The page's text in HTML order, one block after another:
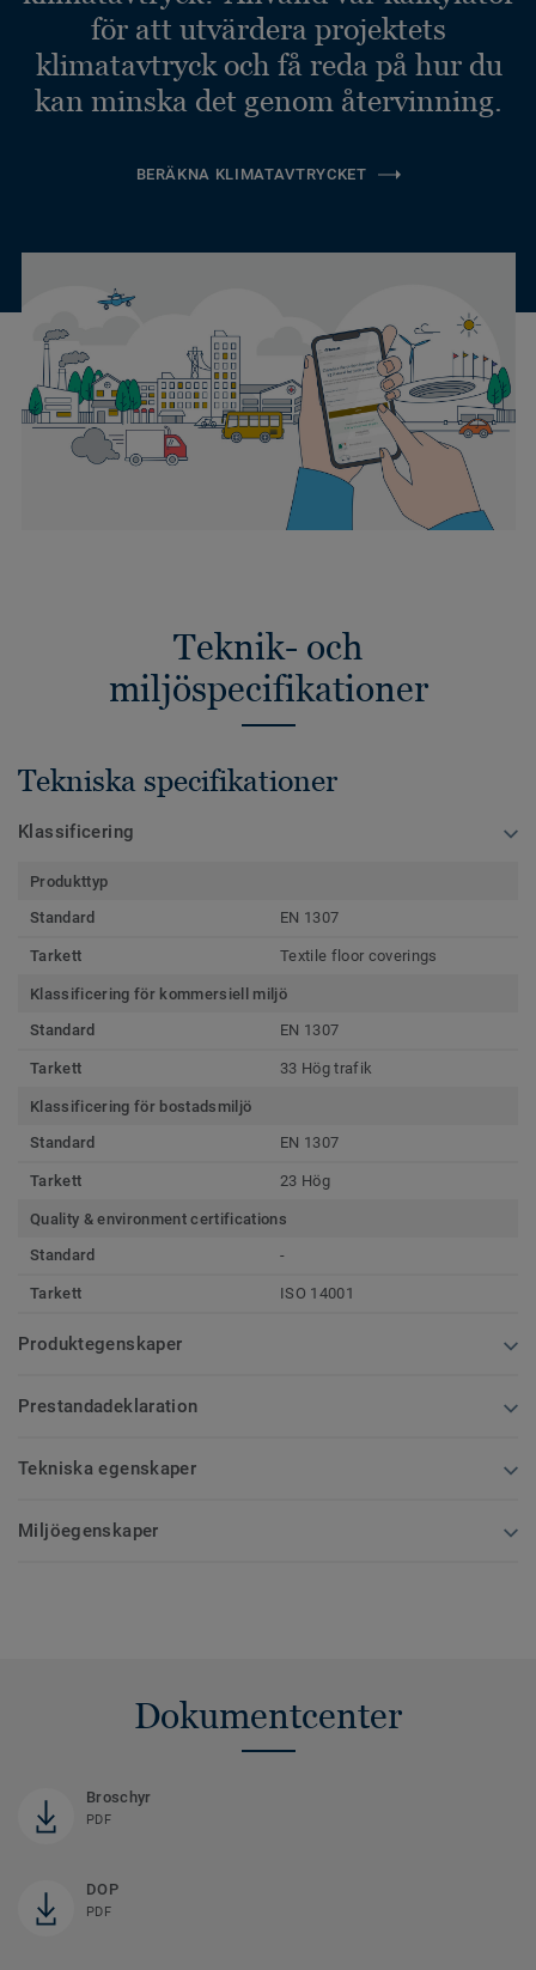
för att utvärdera projektets
klimatavtryck och få reda på hur du
kan minska det genom återvinning.
BERÄKNA KLIMATAVTRYCKET
Teknik- och
miljöspecifikationer
Tekniska specifikationer
Klassificering
Produkttyp
Standard
EN 1307
Tarkett Textile floor coverings
Klassificering för kommersiell miljö
Standard
EN 1307
Tarkett 33 Hög trafik
Klassificering för bostadsmiljö
Standard
EN 1307
Tarkett 23 Hög
Quality & environment certifications
Standard
-
Tarkett ISO 14001
Produktegenskaper
Prestandadeklaration
Tekniska egenskaper
Miljöegenskaper
Dokumentcenter
Broschyr
PDF
DOP
PDF